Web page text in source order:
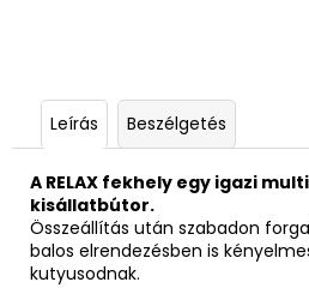
Leírás Beszélgetés
A RELAX fekhely egy igazi
kisállatbútor.
Összeállítás után szabadon
balos elrendezésben is
kutyusodnak.